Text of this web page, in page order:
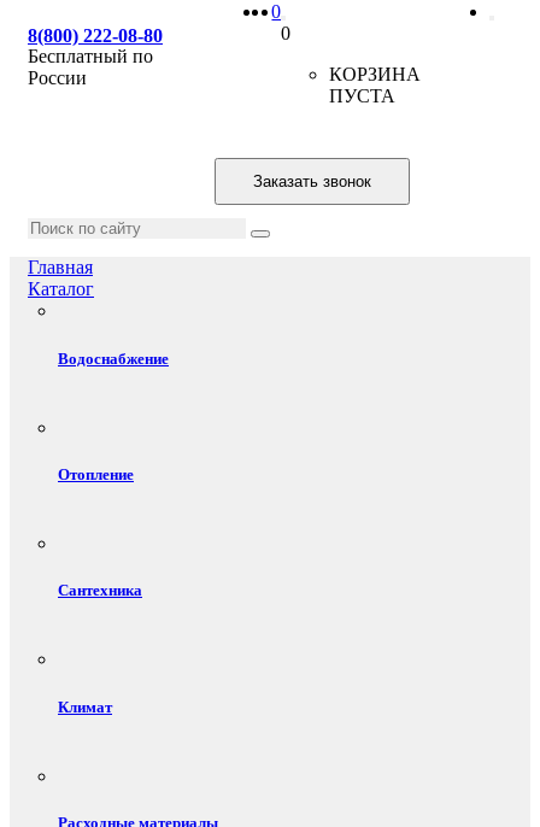
8(800) 222-08-80
Бесплатный по
России
0
0
КОРЗИНА
ПУСТА
Заказать звонок
Главная
Каталог
Водоснабжение
Отопление
Сантехника
Климат
Расходные материалы